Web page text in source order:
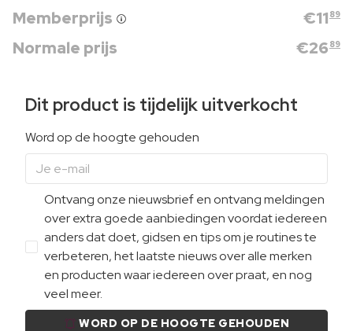
Memberprijs €11 89
Normale prijs €26 89
Dit product is tijdelijk uitverkocht
Word op de hoogte gehouden
Ontvang onze nieuwsbrief en ontvang meldingen
over extra goede aanbiedingen voordat iedereen
anders dat doet, gidsen en tips om je routines te
verbeteren, het laatste nieuws over alle merken
en producten waar iedereen over praat, en nog
veel meer.
WORD OP DE HOOGTE GEHOUDEN